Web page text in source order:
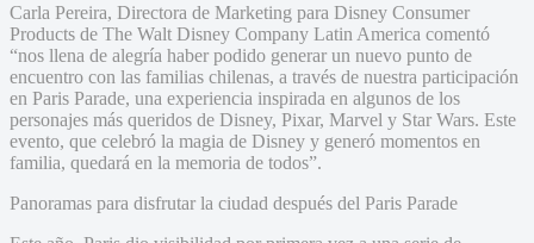
Carla Pereira, Directora de Marketing para Disney Consumer
Products de The Walt Disney Company Latin America comentó
“nos llena de alegría haber podido generar un nuevo punto de
encuentro con las familias chilenas, a través de nuestra participación
en Paris Parade, una experiencia inspirada en algunos de los
personajes más queridos de Disney, Pixar, Marvel y Star Wars. Este
evento, que celebró la magia de Disney y generó momentos en
familia, quedará en la memoria de todos”.
Panoramas para disfrutar la ciudad después del Paris Parade